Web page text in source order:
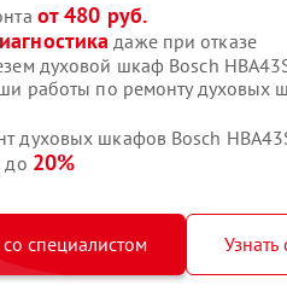
от 480 руб.
даже при отказе
духовой шкаф Bosch
работы по ремонту духовых
духовых шкафов Bosch
до 20%
специалистом Узнать